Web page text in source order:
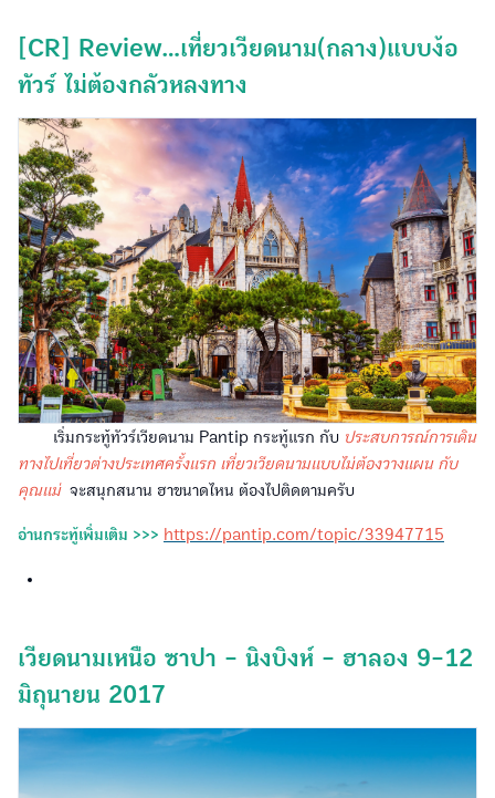
[CR] Review...เที่ยวเวียดนาม(กลาง)แบบง้อ
ทัวร์ ไม่ต้องกลัวหลงทาง
เริ่มกระทู้ทัวร์เวียดนาม Pantip กระทู้แรก กับ ประสบการณ์การเดิน
ทางไปเที่ยวต่างประเทศครั้งแรก เที่ยวเวียดนามแบบไม่ต้องวางแผน กับ
คุณแม่จะสนุกสนาน ฮาขนาดไหน ต้องไปติดตามครับ
อ่านกระทู้เพิ่มเติม >>> https://pantip.com/topic/33947715
เวียดนามเหนือ ซาปา - นิงบิงห์ - ฮาลอง 9-12
มิถุนายน 2017